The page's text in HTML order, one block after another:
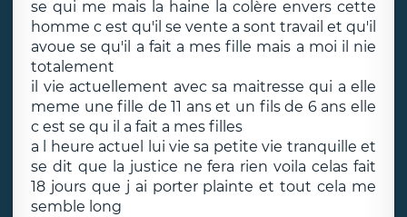
se qui me mais la haine la colère envers cette
homme c est qu'il se vente a sont travail et qu'il
avoue se qu'il a fait a mes fille mais a moi il nie
totalement
il vie actuellement avec sa maitresse qui a elle
meme une fille de 11 ans et un fils de 6 ans elle
c est se qu il a fait a mes filles
a l heure actuel lui vie sa petite vie tranquille et
se dit que la justice ne fera rien voila celas fait
18 jours que j ai porter plainte et tout cela me
semble long